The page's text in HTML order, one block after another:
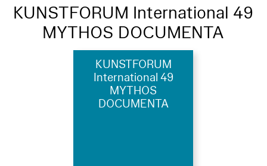
KUNSTFORUM International 49
MYTHOS DOCUMENTA
KUNSTFORUM
International 49
MYTHOS
DOCUMENTA